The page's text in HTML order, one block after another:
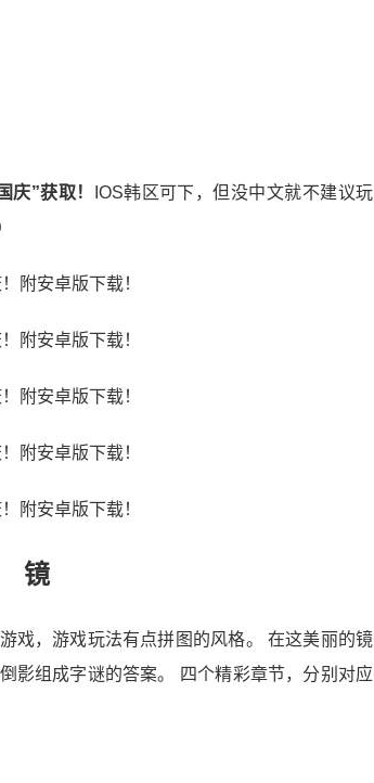
庆”获取！
IOS韩区可下，但没中文就不建议玩
镜
戏，游戏玩法有点拼图的风格。 在这美丽的镜
影组成字谜的答案。 四个精彩章节，分别对应